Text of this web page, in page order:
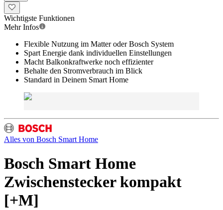
Wichtigste Funktionen
Mehr Infos
Flexible Nutzung im Matter oder Bosch System
Spart Energie dank individuellen Einstellungen
Macht Balkonkraftwerke noch effizienter
Behalte den Stromverbrauch im Blick
Standard in Deinem Smart Home
Alles von Bosch Smart Home
Bosch Smart Home
Zwischenstecker kompakt
[+M]